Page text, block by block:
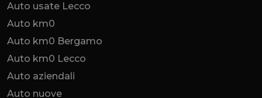
Auto usate Lecco
Auto km0
Auto km0 Bergamo
Auto km0 Lecco
Auto aziendali
Auto nuove